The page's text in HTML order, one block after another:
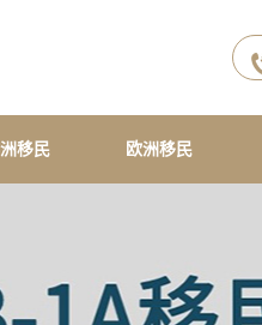
移民 欧洲移民